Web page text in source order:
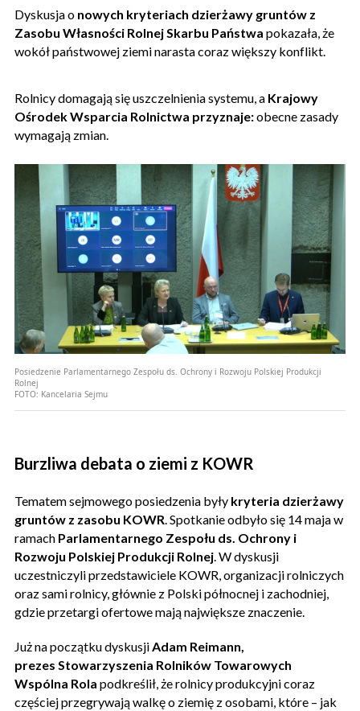
Dyskusja o nowych kryteriach dzierżawy gruntów z
Zasobu Własności Rolnej Skarbu Państwa pokazała, że
wokół państwowej ziemi narasta coraz większy konflikt.
Rolnicy domagają się uszczelnienia systemu, a Krajowy
Ośrodek Wsparcia Rolnictwa przyznaje:obecne zasady
wymagają zmian.
Posiedzenie Parlamentarnego Zespołu ds. Ochrony i Rozwoju Polskiej Produkcji
Rolnej
FOTO: Kancelaria Sejmu
Burzliwa debata o ziemi z KOWR
Tematem sejmowego posiedzenia były kryteria dzierżawy
gruntów z zasobu KOWR. Spotkanie odbyło się 14 maja w
ramach Parlamentarnego Zespołu ds. Ochrony i
Rozwoju Polskiej Produkcji Rolnej. W dyskusji
uczestniczyli przedstawiciele KOWR, organizacji rolniczych
oraz sami rolnicy, głównie z Polski północnej i zachodniej,
gdzie przetargi ofertowe mają największe znaczenie.
Już na początku dyskusjiAdam Reimann,
prezes Stowarzyszenia Rolników Towarowych
Wspólna Rola podkreślił, że rolnicy produkcyjni coraz
częściej przegrywają walkę o ziemię z osobami, które – jak